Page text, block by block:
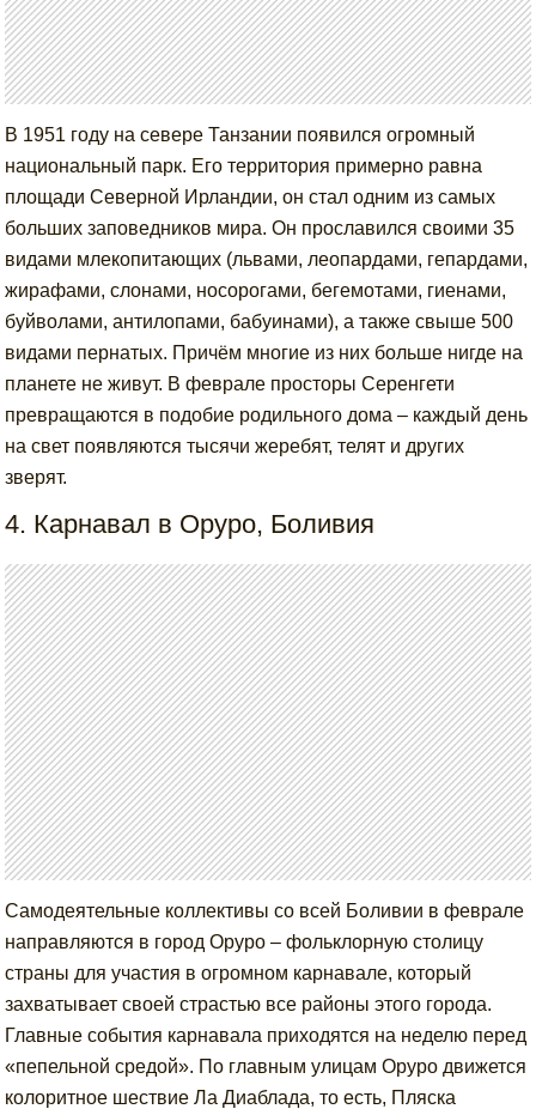
В 1951 году на севере Танзании появился огромный
национальный парк. Его территория примерно равна
площади Северной Ирландии, он стал одним из самых
больших заповедников мира. Он прославился своими 35
видами млекопитающих (львами, леопардами, гепардами,
жирафами, слонами, носорогами, бегемотами, гиенами,
буйволами, антилопами, бабуинами), а также свыше 500
видами пернатых. Причём многие из них больше нигде на
планете не живут. В феврале просторы Серенгети
превращаются в подобие родильного дома – каждый день
на свет появляются тысячи жеребят, телят и других
зверят.
4. Карнавал в Оруро, Боливия
Самодеятельные коллективы со всей Боливии в феврале
направляются в город Оруро – фольклорную столицу
страны для участия в огромном карнавале, который
захватывает своей страстью все районы этого города.
Главные события карнавала приходятся на неделю перед
«пепельной средой». По главным улицам Оруро движется
колоритное шествие Ла Диаблада, то есть, Пляска